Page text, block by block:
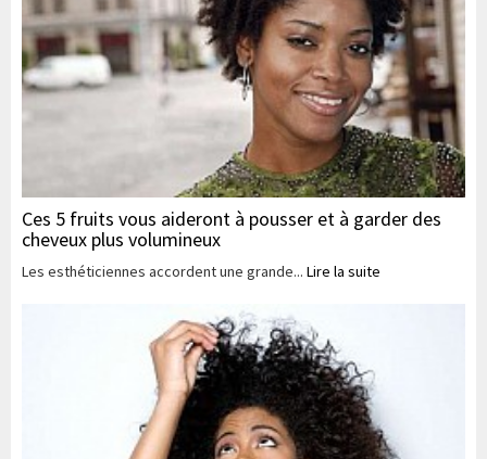
Ces 5 fruits vous aideront à pousser et à garder des
cheveux plus volumineux
Les esthéticiennes accordent une grande... Lire la suite